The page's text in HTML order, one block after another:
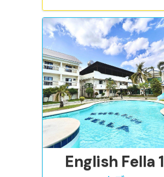
English Fella 1